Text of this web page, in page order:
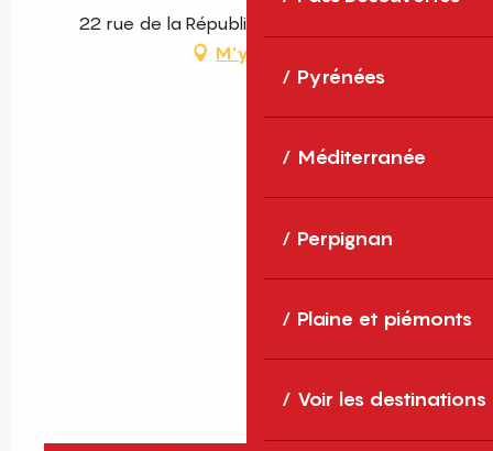
Pyrénées
Méditerranée
Perpignan
Plaine et piémonts
Voir les destinations
22 rue de la République, 66190 Collioure
M'y rendre